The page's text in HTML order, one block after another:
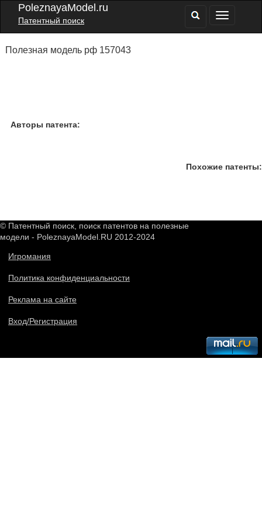
PoleznayaModel.ru
Патентный поиск
Полезная модель рф 157043
Авторы патента:
Похожие патенты:
© Патентный поиск, поиск патентов на полезные
модели - PoleznayaModel.RU 2012-2024
Игромания
Политика конфиденциальности
Реклама на сайте
Вход/Регистрация